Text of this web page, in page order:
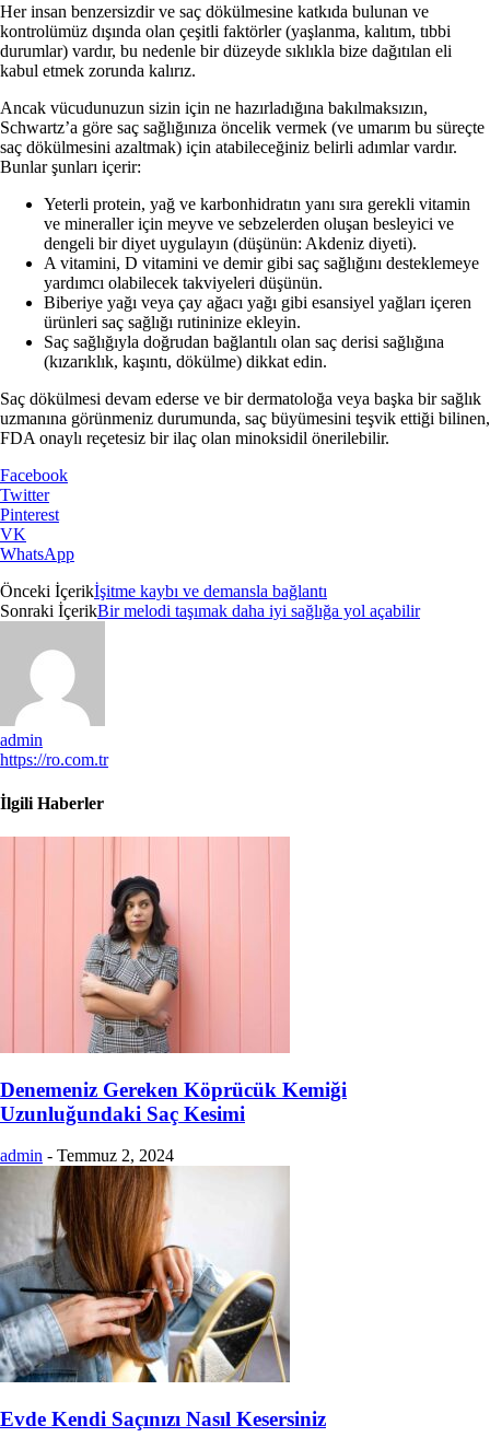
Her insan benzersizdir ve saç dökülmesine katkıda bulunan ve
kontrolümüz dışında olan çeşitli faktörler (yaşlanma, kalıtım, tıbbi
durumlar) vardır, bu nedenle bir düzeyde sıklıkla bize dağıtılan eli
kabul etmek zorunda kalırız.
Ancak vücudunuzun sizin için ne hazırladığına bakılmaksızın,
Schwartz’a göre saç sağlığınıza öncelik vermek (ve umarım bu süreçte
saç dökülmesini azaltmak) için atabileceğiniz belirli adımlar vardır.
Bunlar şunları içerir:
Yeterli protein, yağ ve karbonhidratın yanı sıra gerekli vitamin
ve mineraller için meyve ve sebzelerden oluşan besleyici ve
dengeli bir diyet uygulayın (düşünün: Akdeniz diyeti).
A vitamini, D vitamini ve demir gibi saç sağlığını desteklemeye
yardımcı olabilecek takviyeleri düşünün.
Biberiye yağı veya çay ağacı yağı gibi esansiyel yağları içeren
ürünleri saç sağlığı rutininize ekleyin.
Saç sağlığıyla doğrudan bağlantılı olan saç derisi sağlığına
(kızarıklık, kaşıntı, dökülme) dikkat edin.
Saç dökülmesi devam ederse ve bir dermatoloğa veya başka bir sağlık
uzmanına görünmeniz durumunda, saç büyümesini teşvik ettiği bilinen,
FDA onaylı reçetesiz bir ilaç olan minoksidil önerilebilir.
Facebook
Twitter
Pinterest
VK
WhatsApp
Önceki İçerikİşitme kaybı ve demansla bağlantı
Sonraki İçerikBir melodi taşımak daha iyi sağlığa yol açabilir
admin
https://ro.com.tr
İlgili Haberler
Denemeniz Gereken Köprücük Kemiği
Uzunluğundaki Saç Kesimi
admin - Temmuz 2, 2024
Evde Kendi Saçınızı Nasıl Kesersiniz